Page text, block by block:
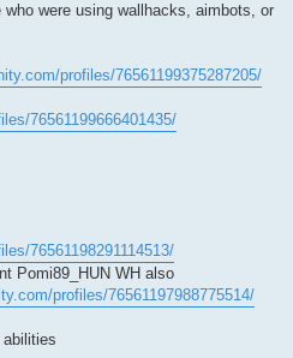
who were using wallhacks, aimbots, or
profiles/76561199375287205/
76561199666401435/
76561198291114513/
Pomi89_HUN WH also
profiles/76561197988775514/